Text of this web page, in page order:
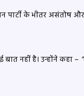
के भीतर असंतोष और
नहीं है। उन्होंने कहा –